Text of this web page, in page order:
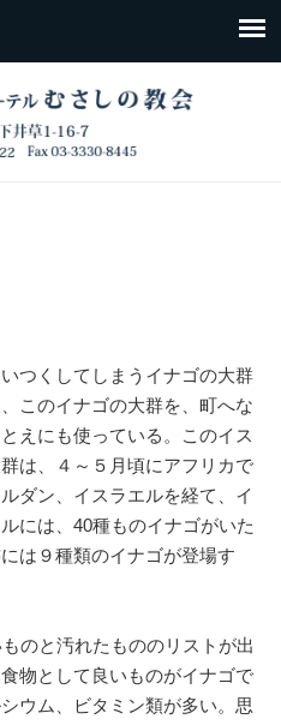
つくしてしまうイナゴの大群
このイナゴの大群を、町へな
えにも使っている。このイス
は、４～５月頃にアフリカで
ダン、イスラエルを経て、イ
には、40種ものイナゴがいた
は９種類のイナゴが登場す
のと汚れたもののリストが出
物として良いものがイナゴで
ウム、ビタミン類が多い。思